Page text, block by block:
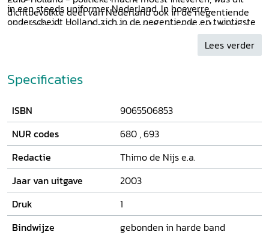
dichtbevolkte deel van Nederland ook in de negentiende
en twintigste eeuw het economische en culturele hart van
Nederland. Met zijn grote steden, (lucht)havens,
hoofdkantoren, universiteiten en kunstcentra was Holland
in een steeds uniformer Nederland. In hoeverre
onderscheidt Holland zich in de negentiende en twintigste
eeuw nog van de omringende provincies? Is er sprake van
één Holland? Of is het typisch 'Hollandse' - in deze tijd van
Lees verder
Specificaties
ISBN
9065506853
NUR codes
680 ,693
Redactie
Thimo de Nijs e.a.
Jaar van uitgave
2003
Druk
1
Bindwijze
gebonden in harde band